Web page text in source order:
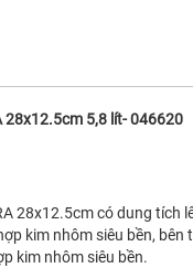
28x12.5cm 5,8 lít- 046620
28x12.5cm có dung tích
kim nhôm siêu bền,
kim nhôm siêu bền.